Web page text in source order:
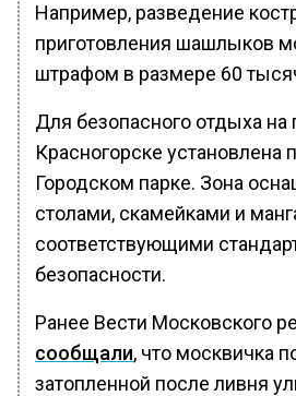
Например, разведение
приготовления шашлыков
штрафом в размере 60
Для безопасного отдыха на
Красногорске установлена
Городском парке. Зона
столами, скамейками и
соответствующими
безопасности.
Ранее Вести Московского
сообщали, что москвичка
затопленной после ливня